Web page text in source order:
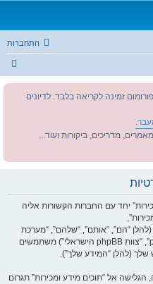
התחברות
זמינה לקריאה בלבד. לדיונים
מדריכים, ביקורות ועוד...
יחד עם החברות הקשורות אליה
“https://www.tukinfo.com/forum”) ו־phpBB (להלן “הם”, “אותם”, “שלהם”, “מערכת
phpBB”, “www.phpbb.co.il”, “קבוצת phpBB”, “צוות phpBB הישראלי”) משתמשים
(להלן “המידע שלך”).
אל “תוכים מידע ומכירות” תגרום